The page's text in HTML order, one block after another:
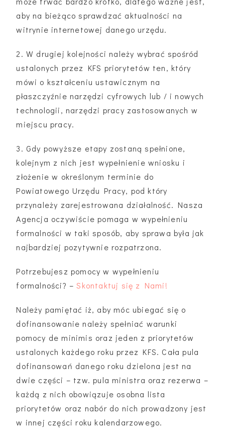
aby na bieżąco sprawdzać aktualności na
witrynie internetowej danego urzędu.
2. W drugiej kolejności należy wybrać spośród
ustalonych przez KFS priorytetów ten, który
mówi o kształceniu ustawicznym na
płaszczyźnie narzędzi cyfrowych lub / i nowych
technologii, narzędzi pracy zastosowanych w
miejscu pracy.
3. Gdy powyższe etapy zostaną spełnione,
kolejnym z nich jest wypełnienie wniosku i
złożenie w określonym terminie do
Powiatowego Urzędu Pracy, pod który
przynależy zarejestrowana działalność. Nasza
Agencja oczywiście pomaga w wypełnieniu
formalności w taki sposób, aby sprawa była jak
najbardziej pozytywnie rozpatrzona.
Potrzebujesz pomocy w wypełnieniu
formalności? –Skontaktuj się z Nami!
Należy pamiętać iż, aby móc ubiegać się o
dofinansowanie należy spełniać warunki
pomocy de minimis oraz jeden z priorytetów
ustalonych każdego roku przez KFS. Cała pula
dofinansowań danego roku dzielona jest na
dwie części – tzw. pula ministra oraz rezerwa –
każdą z nich obowiązuje osobna lista
priorytetów oraz nabór do nich prowadzony jest
w innej części roku kalendarzowego.